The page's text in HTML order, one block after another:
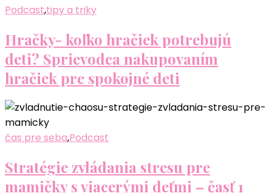
Podcast,tipy a triky
Hračky- koľko hračiek potrebujú
deti? Sprievodca nakupovaním
hračiek pre spokojné deti
čas pre seba,Podcast
Stratégie zvládania stresu pre
mamičky s viacerými deťmi – časť 1